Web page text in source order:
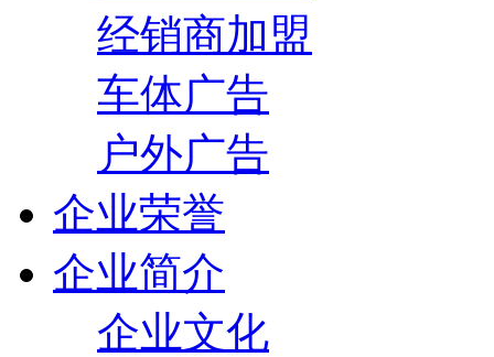
经销商加盟
车体广告
户外广告
企业荣誉
企业简介
企业文化